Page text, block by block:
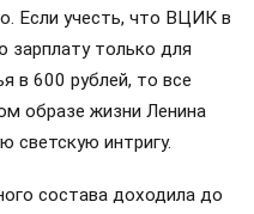
Если учесть, что ВЦИК в
только для
в 600 рублей, то все
образе жизни Ленина
светскую интригу.
состава доходила до